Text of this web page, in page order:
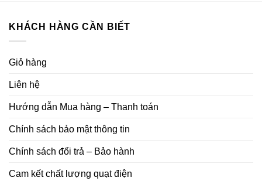
KHÁCH HÀNG CẦN BIẾT
Giỏ hàng
Liên hệ
Hướng dẫn Mua hàng – Thanh toán
Chính sách bảo mật thông tin
Chính sách đổi trả – Bảo hành
Cam kết chất lượng quạt điện